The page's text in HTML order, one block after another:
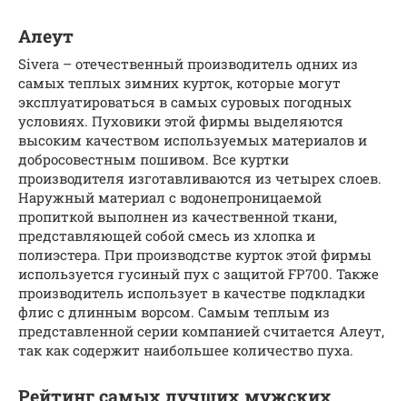
Алеут
Sivera – отечественный производитель одних из
самых теплых зимних курток, которые могут
эксплуатироваться в самых суровых погодных
условиях. Пуховики этой фирмы выделяются
высоким качеством используемых материалов и
добросовестным пошивом. Все куртки
производителя изготавливаются из четырех слоев.
Наружный материал с водонепроницаемой
пропиткой выполнен из качественной ткани,
представляющей собой смесь из хлопка и
полиэстера. При производстве курток этой фирмы
используется гусиный пух с защитой FP700. Также
производитель использует в качестве подкладки
флис с длинным ворсом. Самым теплым из
представленной серии компанией считается Алеут,
так как содержит наибольшее количество пуха.
Рейтинг самых лучших мужских